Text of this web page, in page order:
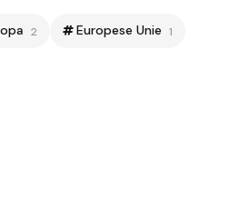
2 Europese Unie 1